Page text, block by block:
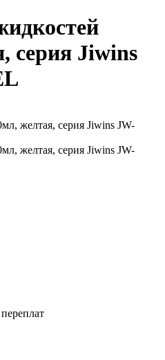
серия Jiwins